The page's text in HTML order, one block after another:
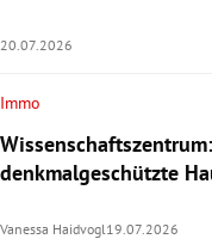
20.07.2026
Immo
denkmalgeschützte
Vanessa Haidvogl 19.07.2026